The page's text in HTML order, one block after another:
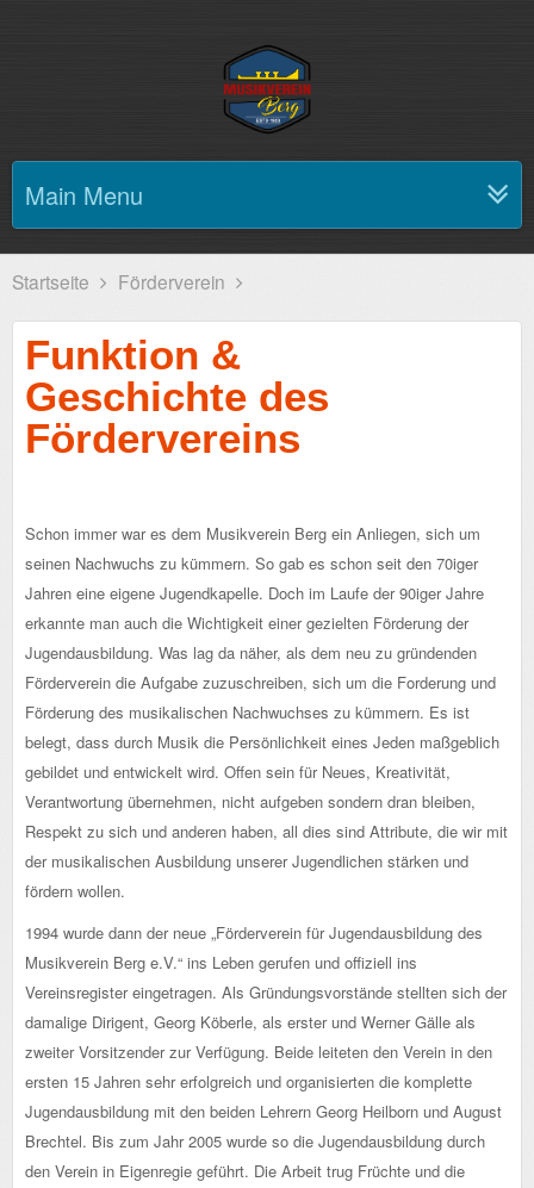
Main Menu
Startseite Förderverein
Funktion &
Geschichte des
Fördervereins
Schon immer war es dem Musikverein Berg ein Anliegen, sich um
seinen Nachwuchs zu kümmern. So gab es schon seit den 70iger
Jahren eine eigene Jugendkapelle. Doch im Laufe der 90iger Jahre
erkannte man auch die Wichtigkeit einer gezielten Förderung der
Jugendausbildung. Was lag da näher, als dem neu zu gründenden
Förderverein die Aufgabe zuzuschreiben, sich um die Forderung und
Förderung des musikalischen Nachwuchses zu kümmern. Es ist
belegt, dass durch Musik die Persönlichkeit eines Jeden maßgeblich
gebildet und entwickelt wird. Offen sein für Neues, Kreativität,
Verantwortung übernehmen, nicht aufgeben sondern dran bleiben,
Respekt zu sich und anderen haben, all dies sind Attribute, die wir mit
der musikalischen Ausbildung unserer Jugendlichen stärken und
fördern wollen.
1994 wurde dann der neue „Förderverein für Jugendausbildung des
Musikverein Berg e.V.“ ins Leben gerufen und offiziell ins
Vereinsregister eingetragen. Als Gründungsvorstände stellten sich der
damalige Dirigent, Georg Köberle, als erster und Werner Gälle als
zweiter Vorsitzender zur Verfügung. Beide leiteten den Verein in den
ersten 15 Jahren sehr erfolgreich und organisierten die komplette
Jugendausbildung mit den beiden Lehrern Georg Heilborn und August
Brechtel. Bis zum Jahr 2005 wurde so die Jugendausbildung durch
den Verein in Eigenregie geführt. Die Arbeit trug Früchte und die